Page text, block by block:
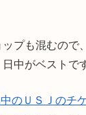
プも混むので
中がベストで
のＵＳＪのチ